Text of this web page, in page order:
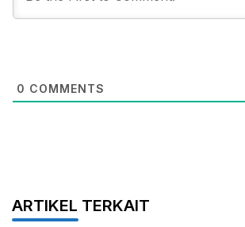
0 COMMENTS
ARTIKEL TERKAIT